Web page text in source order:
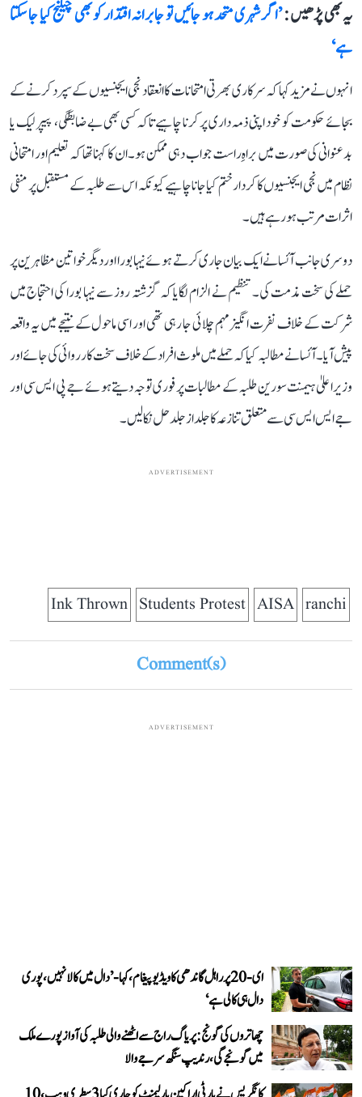
یہ بھی پڑھیں :’اگر شہری متحد ہو جائیں تو جابرانہ اقتدار کو بھی چیلنج کیا جا سکتا
ہے‘
انہوں نے مزید کہا کہ سرکاری بھرتی امتحانات کا انعقاد نجی ایجنسیوں کے سپرد کرنے کے
بجائے حکومت کو خود اپنی ذمہ داری پر کرنا چاہیے تاکہ کسی بھی بے ضابطگی، پیپر لیک یا
بدعنوانی کی صورت میں براہِ راست جواب دہی ممکن ہو۔ ان کا کہنا تھا کہ تعلیم اور امتحانی
نظام میں نجی ایجنسیوں کا کردار ختم کیا جانا چاہیے کیونکہ اس سے طلبہ کے مستقبل پر منفی
اثرات مرتب ہو رہے ہیں۔
دوسری جانب آئسا نے ایک بیان جاری کرتے ہوئے نیہا بورا اور دیگر خواتین مظاہرین پر
حملے کی سخت مذمت کی۔ تنظیم نے الزام لگایا کہ گزشتہ روز سے نیہا بورا کی احتجاج میں
شرکت کے خلاف نفرت انگیز مہم چلائی جا رہی تھی اور اسی ماحول کے نتیجے میں یہ واقعہ
پیش آیا۔ آئسا نے مطالبہ کیا کہ حملے میں ملوث افراد کے خلاف سخت کارروائی کی جائے اور
وزیر اعلیٰ ہیمنت سورین طلبہ کے مطالبات پر فوری توجہ دیتے ہوئے جے پی ایس سی اور
جے ایس ایس سی سے متعلق تنازعہ کا جلد از جلد حل نکالیں۔
ADVERTISEMENT
ranchi
AISA
Students Protest
Ink Thrown
Comment(s)
ADVERTISEMENT
ای-20 پر راہل گاندھی کا ویڈیو پیغام، کہا- ’دال میں کالا نہیں، پوری
دال ہی کالی ہے‘
چھاتروں کی گونج: پریاگ راج سے اٹھنے والی طلبہ کی آواز پورے ملک
میں گونجے گی، رندیپ سنگھ سرجے والا